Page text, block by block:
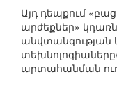
Այդ դեպքում
արժեքներ»
անվտանգության
արտահանման